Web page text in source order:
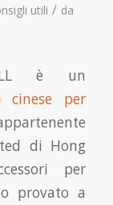
utili / da
è un
cinese per
di Hong
per
provato a